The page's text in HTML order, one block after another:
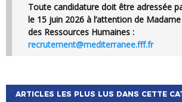
Toute candidature doit être adressée par courriel avant
le 15 juin 2026 à l’attention de
des Ressources Humaines :
recrutement@mediterranee.fff.fr
ARTICLES LES PLUS LUS DANS CETTE